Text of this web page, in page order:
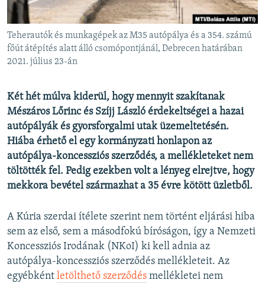
A MÚLT TANULSÁGAI
KÖVESSEN MINKET!
Valamennyi RFE/RL weboldal
Teherautók és munkagépek az M35 autópálya és a 354. számú
főút átépítés alatt álló csomópontjánál, Debrecen határában
2021. július 23-án
Két hét múlva kiderül, hogy mennyit szakítanak
Mészáros Lőrinc és Szíjj László érdekeltségei a hazai
autópályák és gyorsforgalmi utak üzemeltetésén.
Hiába érhető el egy kormányzati honlapon az
autópálya-koncessziós szerződés, a mellékleteket nem
töltötték fel. Pedig ezekben volt a lényeg elrejtve, hogy
mekkora bevétel származhat a 35 évre kötött üzletből.
A Kúria szerdai ítélete szerint nem történt eljárási hiba
sem az első, sem a másodfokú bíróságon, így a Nemzeti
Koncessziós Irodának (NKoI) ki kell adnia az
autópálya-koncessziós szerződés mellékleteit. Az
egyébként letölthető szerződés mellékletei nem